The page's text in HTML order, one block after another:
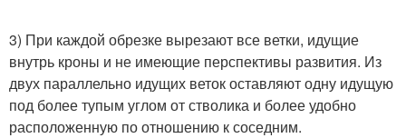
3) При каждой обрезке вырезают все ветки, идущие
внутрь кроны и не имеющие перспективы развития. Из
двух параллельно идущих веток оставляют одну идущую
под более тупым углом от стволика и более удобно
расположенную по отношению к соседним.